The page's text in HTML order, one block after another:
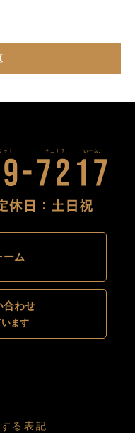
る表記
ーム
合わせ
ます